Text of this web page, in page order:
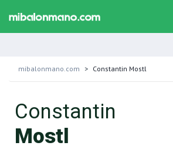
mibalonmano.com Constantin Mostl
Constantin
Mostl